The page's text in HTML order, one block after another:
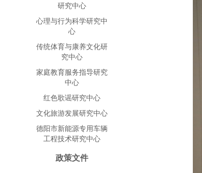
研究中心
心理与行为科学研究中
心
传统体育与康养文化研
究中心
家庭教育服务指导研究
中心
红色歌谣研究中心
文化旅游发展研究中心
德阳市新能源专用车辆
工程技术研究中心
政策文件